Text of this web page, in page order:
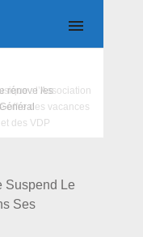
rénove les
Suspend Le
Ses